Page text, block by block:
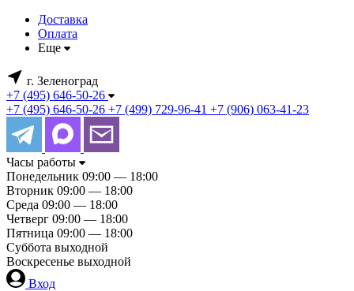
Доставка
Оплата
Еще
г. Зеленоград
+7 (495) 646-50-26
+7 (495) 646-50-26 +7 (499) 729-96-41 +7 (906) 063-41-23
Часы работы
Понедельник 09:00 — 18:00
Вторник 09:00 — 18:00
Среда 09:00 — 18:00
Четверг 09:00 — 18:00
Пятница 09:00 — 18:00
Суббота выходной
Воскресенье выходной
Вход